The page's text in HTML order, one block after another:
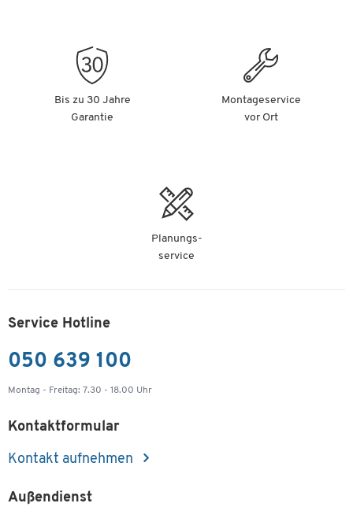
Bis zu 30 Jahre
Garantie
Montageservice
vor Ort
Planungs-
service
Service Hotline
050 639 100
Montag - Freitag: 7.30 - 18.00 Uhr
Kontaktformular
Kontakt aufnehmen
Außendienst